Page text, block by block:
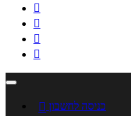




 כניסה לחשבון